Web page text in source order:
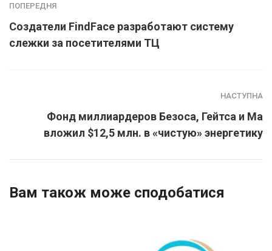
ПОПЕРЕДНЯ
Создатели FindFace разработают систему
слежки за посетителями ТЦ
НАСТУПНА
Фонд миллиардеров Безоса, Гейтса и Ма
вложил $12,5 млн. в «чистую» энергетику
Вам також може сподобатися